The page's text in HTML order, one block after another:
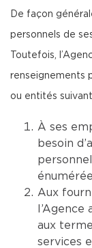
De façon
personnels de
Toutefois,
renseignements
ou entités
À ses
besoin
Aux
aux
services